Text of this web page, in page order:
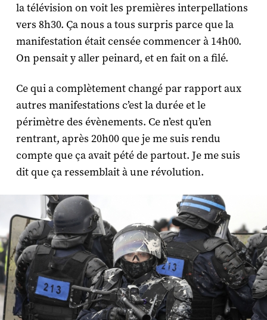
la télévision on voit les premières interpellations
vers 8h30. Ça nous a tous surpris parce que la
manifestation était censée commencer à 14h00.
On pensait y aller peinard, et en fait on a filé.
Ce qui a complètement changé par rapport aux
autres manifestations c’est la durée et le
périmètre des évènements. Ce n’est qu’en
rentrant, après 20h00 que je me suis rendu
compte que ça avait pété de partout. Je me suis
dit que ça ressemblait à une révolution.